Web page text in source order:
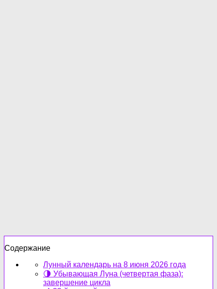
Содержание
Лунный календарь на 8 июня 2026 года
🌗 Убывающая Луна (четвертая фаза):
завершение цикла